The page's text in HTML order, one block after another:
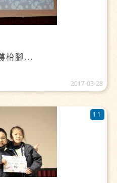
枱腳...
2017-03-28
11